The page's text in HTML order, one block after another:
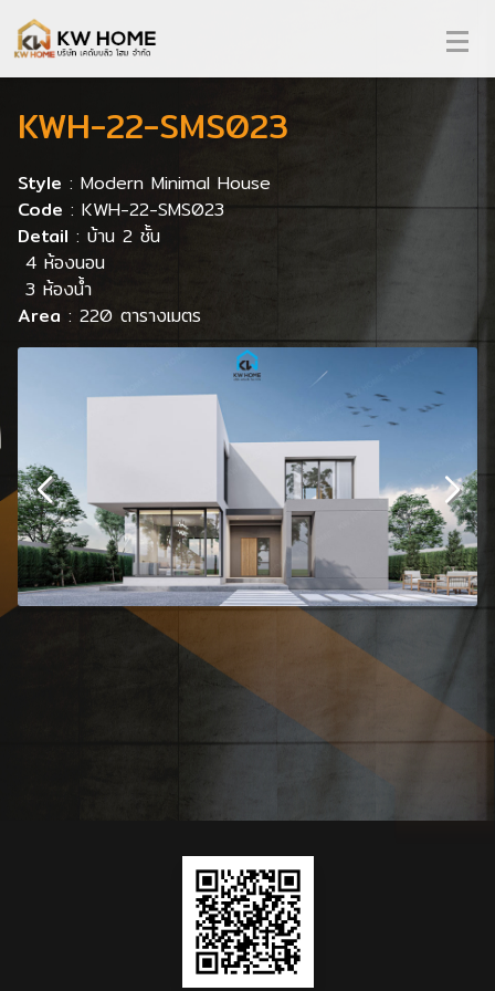
KWH-22-SMS023
Style : Modern Minimal House
Code : KWH-22-SMS023
Detail : บ้าน 2 ชั้น
4 ห้องนอน
3 ห้องน้ำ
Area : 220 ตารางเมตร